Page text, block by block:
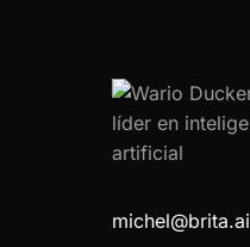
michel@brita.ai